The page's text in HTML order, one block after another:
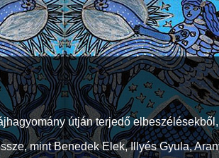
útján terjedő
mint Benedek Elek, Illyés Gyula,